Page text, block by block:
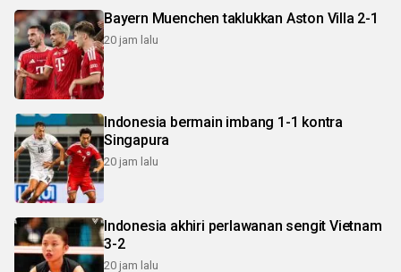
Bayern Muenchen taklukkan Aston Villa 2-1
20 jam lalu
Indonesia bermain imbang 1-1 kontra
Singapura
20 jam lalu
Indonesia akhiri perlawanan sengit Vietnam
3-2
20 jam lalu